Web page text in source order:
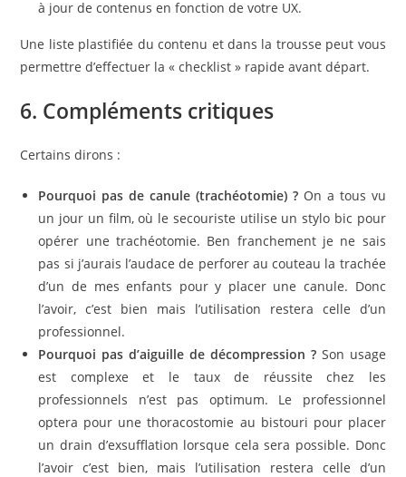
à jour de contenus en fonction de votre UX.
Une liste plastifiée du contenu et dans la trousse peut vous
permettre d’effectuer la « checklist » rapide avant départ.
6. Compléments critiques
Certains dirons :
Pourquoi pas de canule (trachéotomie) ?On a tous vu
un jour un film, où le secouriste utilise un stylo bic pour
opérer une trachéotomie. Ben franchement je ne sais
pas si j’aurais l’audace de perforer au couteau la trachée
d’un de mes enfants pour y placer une canule. Donc
l’avoir, c’est bien mais l’utilisation restera celle d’un
professionnel.
Pourquoi pas d’aiguille de décompression ?Son usage
est complexe et le taux de réussite chez les
professionnels n’est pas optimum. Le professionnel
optera pour une thoracostomie au bistouri pour placer
un drain d’exsufflation lorsque cela sera possible. Donc
l’avoir c’est bien, mais l’utilisation restera celle d’un